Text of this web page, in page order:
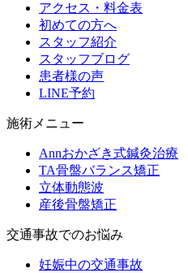
アクセス・料金表
初めての方へ
スタッフ紹介
スタッフブログ
患者様の声
LINE予約
施術メニュー
Annおかざき式鍼灸治療
TA骨盤バランス矯正
立体動態波
産後骨盤矯正
交通事故でのお悩み
妊娠中の交通事故